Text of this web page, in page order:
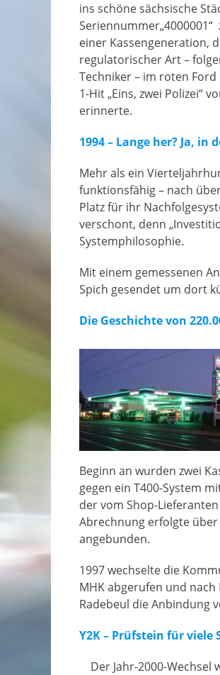
ins schöne sächsische
einer Kassengeneration,
regulatorischer Art –
Techniker – im roten
1-Hit „Eins, zwei Polizei“
erinnerte.
1994 – Lange her? Ja, in
Mehr als ein
funktionsfähig – nach
Platz für ihr
verschont, denn
Systemphilosophie.
Mit einem gemessenen
Spich gesendet um dort
Die Geschichte von
Beginn an wurden zwei
gegen ein T400-System
der vom Shop-
Abrechnung erfolgte über
angebunden.
1997 wechselte die
MHK abgerufen und
Radebeul die Anbindung
Y2K – Prüfstein für viele
Der Jahr-2000-